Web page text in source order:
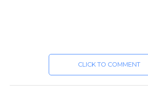
CLICK TO COMMENT